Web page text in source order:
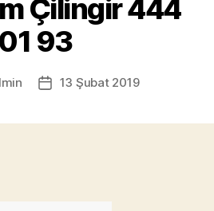
Çilingir 444
01 93
Yazı13 Şubat 2019